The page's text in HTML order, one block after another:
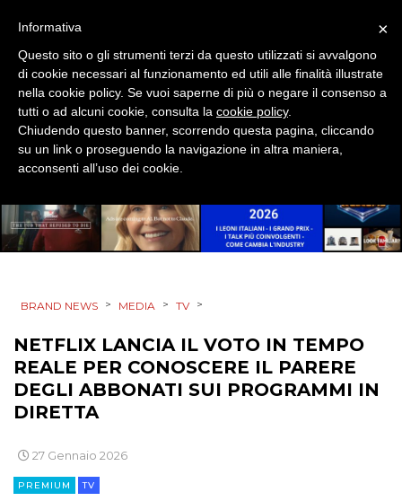
EVENTI
MOBILE
PROMOZIONI
PRODOTTI
PUNTI VENDITA
CINEMA
DIGITALE
BRAND NEWS > MEDIA > TV >
NETFLIX LANCIA IL VOTO IN TEMPO
REALE PER CONOSCERE IL PARERE
DEGLI ABBONATI SUI PROGRAMMI IN
DIRETTA
27 Gennaio 2026
PREMIUM TV
×
Informativa
Questo sito o gli strumenti terzi da questo utilizzati si avvalgono
di cookie necessari al funzionamento ed utili alle finalità illustrate
nella cookie policy. Se vuoi saperne di più o negare il consenso a
tutti o ad alcuni cookie, consulta la cookie policy.
Chiudendo questo banner, scorrendo questa pagina, cliccando
su un link o proseguendo la navigazione in altra maniera,
acconsenti all’uso dei cookie.